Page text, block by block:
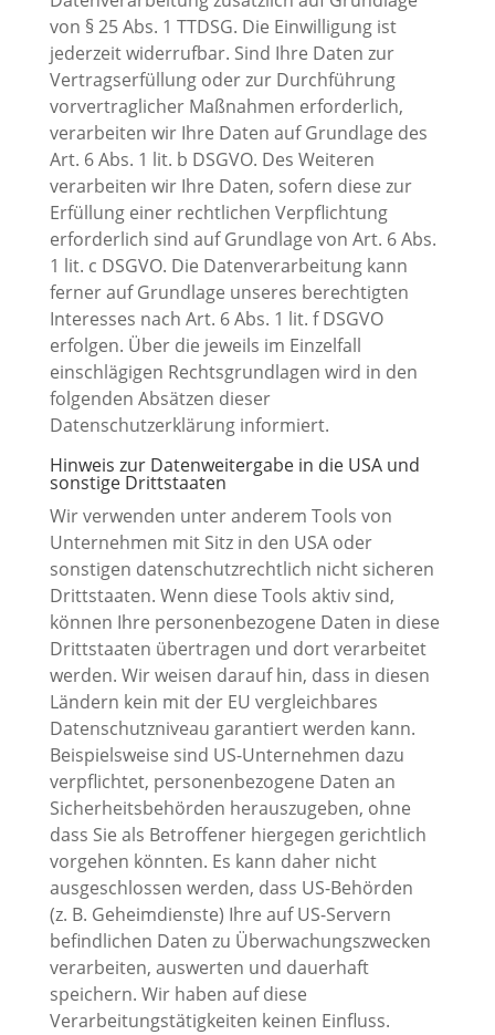
von § 25 Abs. 1 TTDSG. Die Einwilligung ist
jederzeit widerrufbar. Sind Ihre Daten zur
Vertragserfüllung oder zur Durchführung
vorvertraglicher Maßnahmen erforderlich,
verarbeiten wir Ihre Daten auf Grundlage des
Art. 6 Abs. 1 lit. b DSGVO. Des Weiteren
verarbeiten wir Ihre Daten, sofern diese zur
Erfüllung einer rechtlichen Verpflichtung
erforderlich sind auf Grundlage von Art. 6 Abs.
1 lit. c DSGVO. Die Datenverarbeitung kann
ferner auf Grundlage unseres berechtigten
Interesses nach Art. 6 Abs. 1 lit. f DSGVO
erfolgen. Über die jeweils im Einzelfall
einschlägigen Rechtsgrundlagen wird in den
folgenden Absätzen dieser
Datenschutzerklärung informiert.
Hinweis zur Datenweitergabe in die USA und
sonstige Drittstaaten
Wir verwenden unter anderem Tools von
Unternehmen mit Sitz in den USA oder
sonstigen datenschutzrechtlich nicht sicheren
Drittstaaten. Wenn diese Tools aktiv sind,
können Ihre personenbezogene Daten in diese
Drittstaaten übertragen und dort verarbeitet
werden. Wir weisen darauf hin, dass in diesen
Ländern kein mit der EU vergleichbares
Datenschutzniveau garantiert werden kann.
Beispielsweise sind US-Unternehmen dazu
verpflichtet, personenbezogene Daten an
Sicherheitsbehörden herauszugeben, ohne
dass Sie als Betroffener hiergegen gerichtlich
vorgehen könnten. Es kann daher nicht
ausgeschlossen werden, dass US-Behörden
(z. B. Geheimdienste) Ihre auf US-Servern
befindlichen Daten zu Überwachungszwecken
verarbeiten, auswerten und dauerhaft
speichern. Wir haben auf diese
Verarbeitungstätigkeiten keinen Einfluss.